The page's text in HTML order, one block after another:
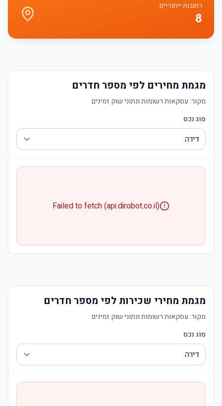
רחובות ייחודיים
8
מגמת מחירים לפי מספר חדרים
מקור: עסקאות רשומות ונתוני שוק זמינים
סוג נכס
Failed to fetch (api.dirobot.co.il)
מגמת מחירי שכירות לפי מספר חדרים
מקור: עסקאות רשומות ונתוני שוק זמינים
סוג נכס